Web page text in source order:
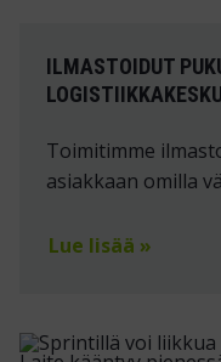
ILMASTOIDUT
Toimitimme
asiakkaan omilla
Lue lisää »